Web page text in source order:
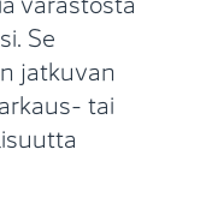
Se
jatkuvan
tai